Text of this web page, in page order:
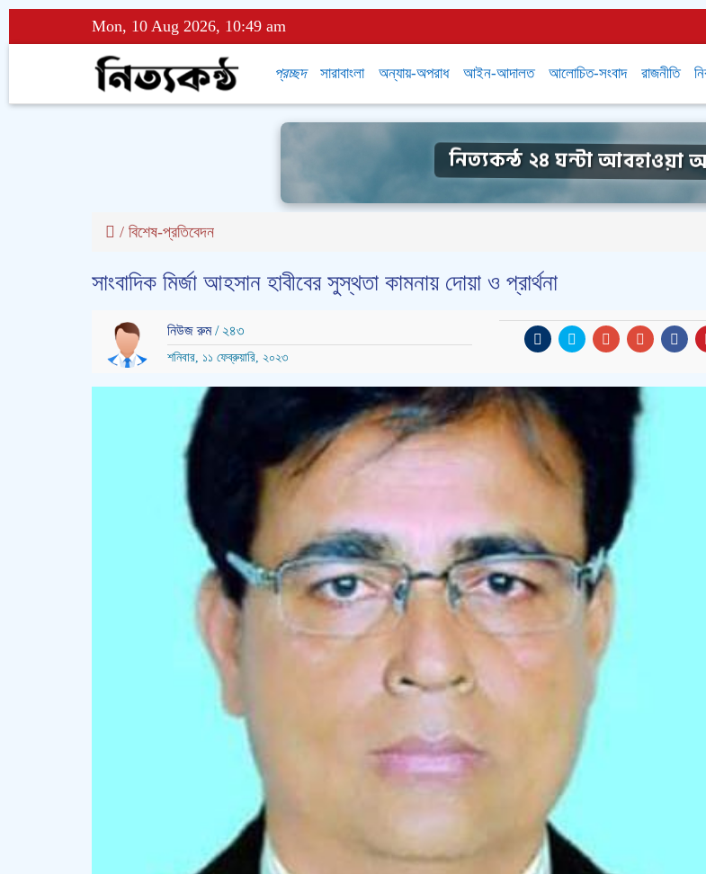
Mon, 10 Aug 2026, 10:49 am
প্রচ্ছদ সারাবাংলা অন্যায়-অপরাধ আইন-আদালত আলোচিত-সংবাদ রাজনীতি
নিত্যকন্ঠ ২৪ ঘন্টা আবহাওয়া
/ বিশেষ-প্রতিবেদন
সাংবাদিক মির্জা আহসান হাবীবের সুস্থতা কামনায় দোয়া ও প্রার্থনা
নিউজ রুম/ ২৪৩
শনিবার, ১১ ফেব্রুয়ারি, ২০২৩